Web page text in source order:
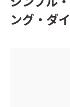
シンプル
ング・ダ